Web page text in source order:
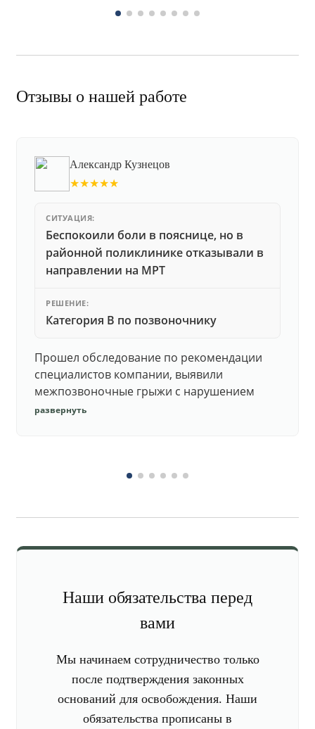
Отзывы о нашей работе
Александр Кузнецов
★★★★★
СИТУАЦИЯ:
Беспокоили боли в пояснице, но в
районной поликлинике отказывали в
направлении на МРТ
РЕШЕНИЕ:
Категория В по позвоночнику
Прошел обследование по рекомендации
специалистов компании, выявили
межпозвоночные грыжи с нарушением
функций. Юристы подготовили документы,
развернуть
Наши обязательства перед
вами
Мы начинаем сотрудничество только
после подтверждения законных
оснований для освобождения. Наши
обязательства прописаны в